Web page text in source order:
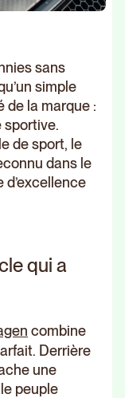
sans
simple
de la marque :
sportive.
de sport, le
dans le
d’excellence
qui a
combine
Derrière
une
peuple